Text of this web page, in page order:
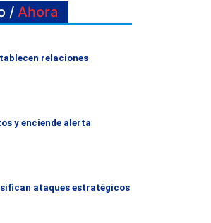
/ Ahora
relaciones
y enciende alerta
ataques estratégicos